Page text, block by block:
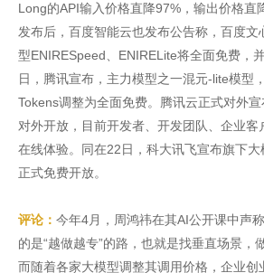
Long的API输入价格直降97%，输出价格直
发布后，百度智能云也发布公告称，百度
型ENIRESpeed、ENIRELite将全面免费，
日，腾讯宣布，主力模型之一混元-lite模型
Tokens调整为全面免费。腾讯云正式对外
对外开放，目前开发者、开发团队、企业客
在线体验。同在22日，科大讯飞宣布旗下大
正式免费开放。
评论： 今年4月，周鸿祎在其AI公开课中声
的是“越做越专”的路，也就是找垂直场景，
而随着各家大模型调整其调用价格，企业创